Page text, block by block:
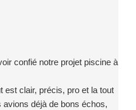
confié notre projet piscine à
est clair, précis, pro et la tout
déjà de bons échos,